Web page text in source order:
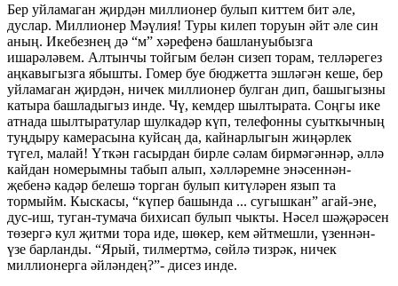
Бер уйламаган җирдән миллионер булып киттем бит әле,
дуслар. Миллионер Мәүлия! Туры килеп торуын әйт әле син
аның. Икебезнең дә “м” хәрефенә башлануыбызга
ишарәләвем. Алтынчы тойгым белән сизеп торам, телләрегез
аңкавыгызга ябышты. Гомер буе бюджетта эшләгән кеше, бер
уйламаган җирдән, ничек миллионер булган дип, башыгызны
катыра башладыгыз инде. Чү, кемдер шылтырата. Соңгы ике
атнада шылтыратулар шулкадәр күп, телефонны суыткычның
туңдыру камерасына куйсаң да, кайнарлыгын жиңәрлек
түгел, малай! Үткән гасырдан бирле сәлам бирмәгәннәр, әллә
кайдан номерымны табып алып, хәлләремне энәсеннән-
җебенә кадәр белешә торган булып китүләрен язып та
тормыйм. Кыскасы, “күпер башында ... сугышкан” агай-эне,
дус-иш, туган-тумача бихисап булып чыкты. Нәсел шәҗәрәсен
төзергә кул җитми тора иде, шөкер, кем әйтмешли, үзеннән-
үзе барланды. “Ярый, тилмертмә, сөйлә тизрәк, ничек
миллионерга әйләндең?”- дисез инде.